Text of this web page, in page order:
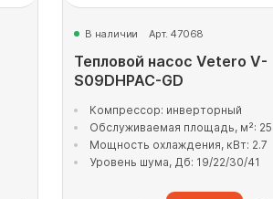
В наличии Арт. 47068
Тепловой насос Vetero V-
S09DHPAC-GD
Компрессор: инверторный
Обслуживаемая площадь, м²: 25
Мощность охлаждения, кВт: 2.7
Уровень шума, Дб: 19/22/30/41